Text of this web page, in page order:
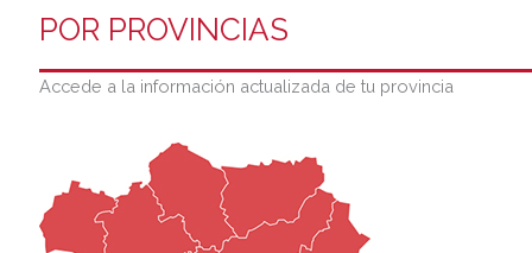
POR PROVINCIAS
Accede a la información actualizada de tu provincia